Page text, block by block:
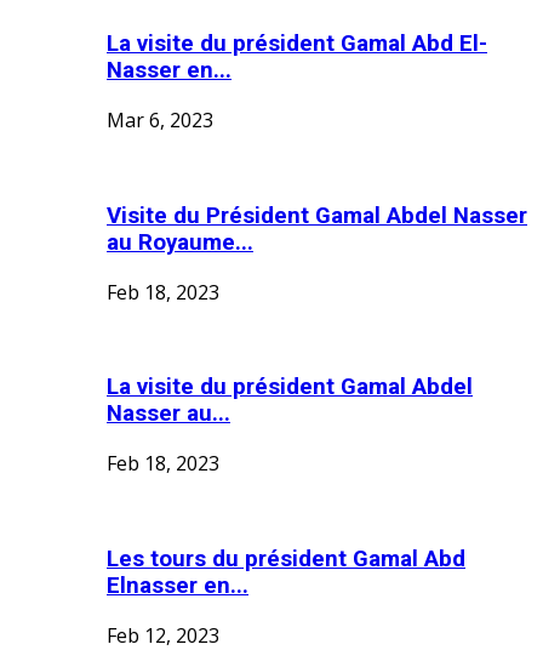
La visite du président Gamal Abd El-
Nasser en...
Mar 6, 2023
Visite du Président Gamal Abdel Nasser
au Royaume...
Feb 18, 2023
La visite du président Gamal Abdel
Nasser au...
Feb 18, 2023
Les tours du président Gamal Abd
Elnasser en...
Feb 12, 2023